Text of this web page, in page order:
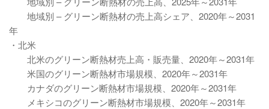
地域別 – グリーン断熱材の売上高シェア、2020年～2031
年
・北米
北米のグリーン断熱材売上高・販売量、2020年～2031年
米国のグリーン断熱材市場規模、2020年～2031年
カナダのグリーン断熱材市場規模、2020年～2031年
メキシコのグリーン断熱材市場規模、2020年～2031年